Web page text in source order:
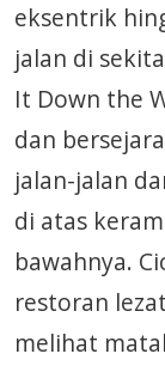
eksentrik
jalan di
It Down the
dan
jalan-jalan
di atas
bawahnya.
restoran
melihat